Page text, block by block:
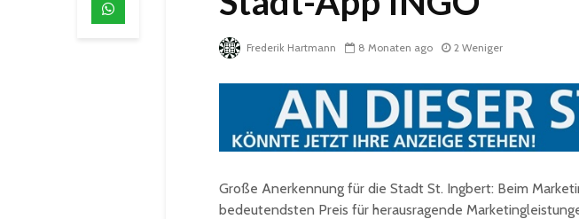
Frederik Hartmann 8 Monaten ago 2 Weniger
Große Anerkennung für die Stadt St. Ingbert: Beim
bedeutendsten Preis für herausragende
Fun